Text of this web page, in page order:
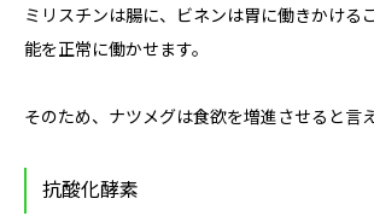
ミリスチンは腸に、ビネンは胃に働きかける
能を正常に働かせます。
そのため、ナツメグは食欲を増進させると言え
抗酸化酵素